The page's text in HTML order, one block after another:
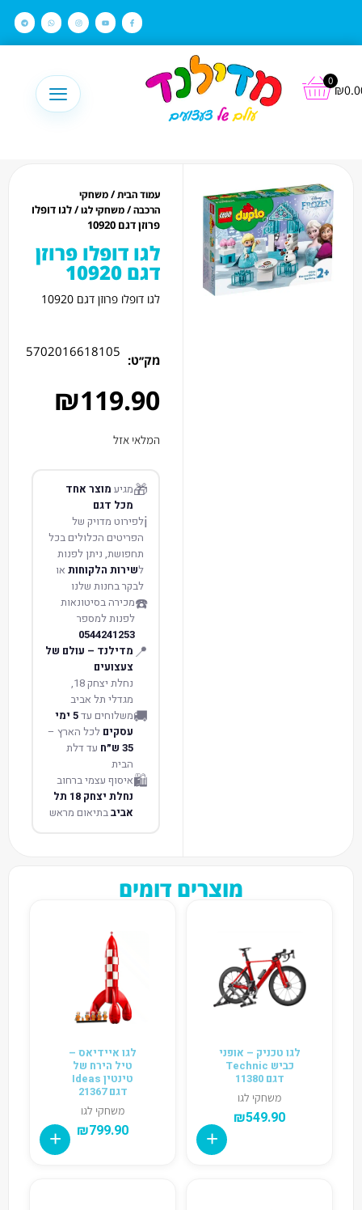
₪
0
עמוד הבית/משחקי
הרכבה/משחקי לגו/ לגו דופלו
פרוזן דגם 10920
לגו דופלו פרוזן
דגם 10920
לגו דופלו פרוזן דגם 10920
מק׳׳ט:
5702016618105
₪119.90
המלאי אזל
🎁מגיע מוצר אחד
מכל דגם
ℹ️לפירוט מדויק של
הפריטים הכלולים בכל
תחפושת, ניתן לפנות
לשירות הלקוחות או
לבקר בחנות שלנו
☎️מכירה בסיטונאות
לפנות למספר
0544241253
📍 מדילנד – עולם של
צעצועים
נחלת יצחק 18,
מגדלי תל אביב
🚚משלוחים עד 5 ימי
עסקים לכל הארץ –
35 ש״ח
עד דלת
הבית
🛍️איסוף עצמי ברחוב
נחלת יצחק 18 תל
אביבבתיאום מראש
מוצרים דומים
לגו טכניק – אופני
כביש Technic
דגם 11380
משחקי לגו
₪549.90
לגו איידיאס –
טיל הירח של
טינטין Ideas
דגם 21367
משחקי לגו
₪799.90